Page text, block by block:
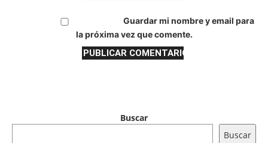
Guardar mi nombre y email para
la próxima vez que comente.
Buscar
Buscar